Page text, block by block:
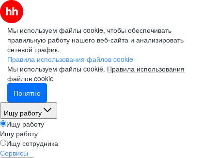
Мы используем файлы cookie, чтобы обеспечивать
правильную работу нашего веб-сайта и анализировать
сетевой трафик.
Правила использования файлов cookie
Мы используем файлы cookie. Правила использования
файлов cookie
Понятно
Ищу работу
Ищу работу
Ищу работу
Ищу сотрудника
Сервисы